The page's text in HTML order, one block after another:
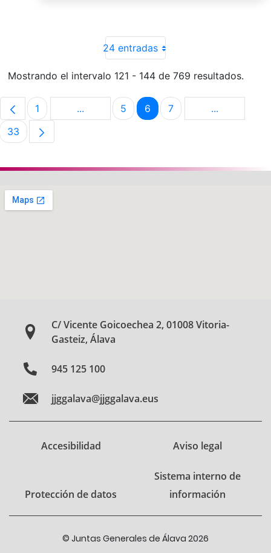
24 entradas
Mostrando el intervalo 121 - 144 de 769 resultados.
Página
1 ...Páginas intermedias Use TAB para
Página
5 Página
6 Página
7 ...Páginas
Página
33
C/ Vicente Goicoechea 2, 01008 Vitoria-
Gasteiz, Álava
945 125 100
jjggalava@jjggalava.eus
Accesibilidad Aviso legal
Protección de datos
Sistema interno de
información
© Juntas Generales de Álava 2026